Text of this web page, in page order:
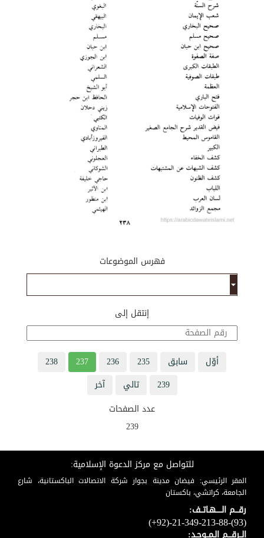
فهرس الموضوعات
إنتقل إلى
أوّل سابق 235
236
237
238
239
تالي
آخر
عدد الصفحات
239
للتواصل مع مركز الدعوة الإسلامية:
المقر الرئيسي: فيضان مدينة بجوار شركة الاتصالات الباكستانية، شارع
الجامعة، كراتشي، باكستان
رقـــم الـــــهـاتــف:
(+92)-21-349-213-88-(93)
الــرقـــم الـمــوحـد: